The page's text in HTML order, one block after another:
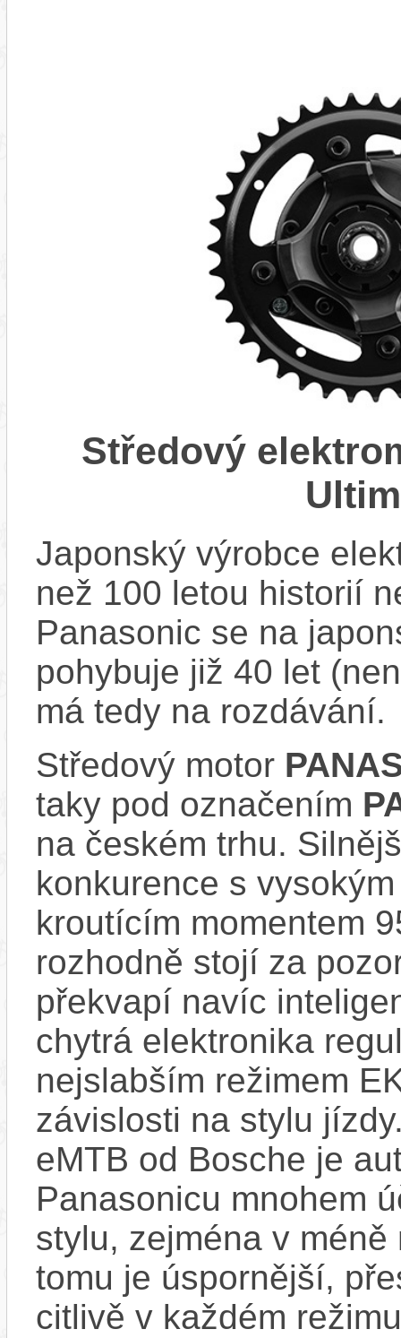
Středový
Japonský výrobce
než 100 letou historií
Panasonic se na
pohybuje již 40 let
má tedy na rozdávání.
Středový motor
taky pod označením
na českém trhu.
konkurence s
kroutícím momentem
rozhodně stojí za
překvapí navíc
chytrá elektronika
nejslabším režimem
závislosti na stylu
eMTB od Bosche je
Panasonicu mnohem
stylu, zejména v
tomu je úspornější,
citlivě v každém